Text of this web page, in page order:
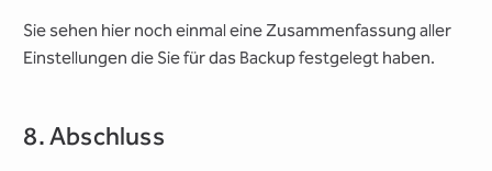
Sie sehen hier noch einmal eine Zusammenfassung aller
Einstellungen die Sie für das Backup festgelegt haben.
8. Abschluss